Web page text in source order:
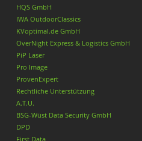
HQS GmbH
IWA OutdoorClassics
KVoptimal.de GmbH
OverNight Express & Logistics GmbH
PiP Laser
Pro Image
ProvenExpert
Rechtliche Unterstützung
A.T.U.
BSG-Wüst Data Security GmbH
DPD
First Data